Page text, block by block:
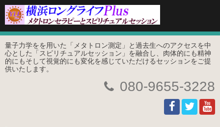
量子力学をを用いた「メタトロン測定」と過去生へのアクセスを中
心とした「スピリチュアルセッション」を融合し、肉体的にも精神
的にもそして視覚的にも変化を感じていただけるセッションをご提
供いたします。
080-9655-3228